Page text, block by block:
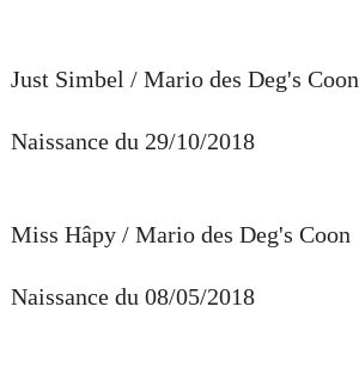
Just Simbel / Mario des Deg's Coon
Naissance du 29/10/2018
Miss Hâpy / Mario des Deg's Coon
Naissance du 08/05/2018